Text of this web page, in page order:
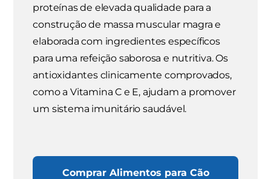
proteínas de elevada qualidade para a
construção de massa muscular magra e
elaborada com ingredientes específicos
para uma refeição saborosa e nutritiva. Os
antioxidantes clinicamente comprovados,
como a Vitamina C e E, ajudam a promover
um sistema imunitário saudável.
Comprar Alimentos para Cão